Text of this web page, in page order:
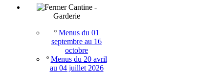
Cantine -
Garderie
º Menus du 01
septembre au 16
octobre
º Menus du 20 avril
au 04 juillet 2026